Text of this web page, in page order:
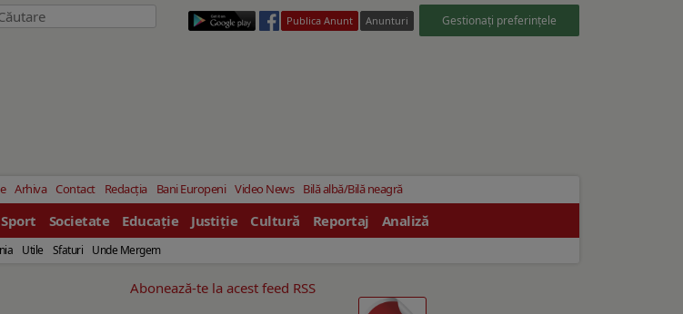
Publica Anunt Anunturi Gestionați preferințele
Arhiva Contact Redacția Bani Europeni Video News Bilă albă/Bilă neagră
Sport Societate Educație Justiție Cultură Reportaj Analiză
Utile Sfaturi Unde Mergem
Abonează-te la acest feed RSS